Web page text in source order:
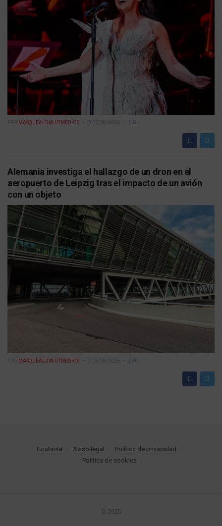
POR MASQUEALDIA UTMEDIOS 05/08/2026 0
Alemania investiga el hallazgo de un dron en el
aeropuerto de Leipzig tras el impacto de un avión
con un objeto
POR MASQUEALDIA UTMEDIOS 05/08/2026 0
Contacta Aviso legal
Política de privacidad
Política de cookies
© 2025